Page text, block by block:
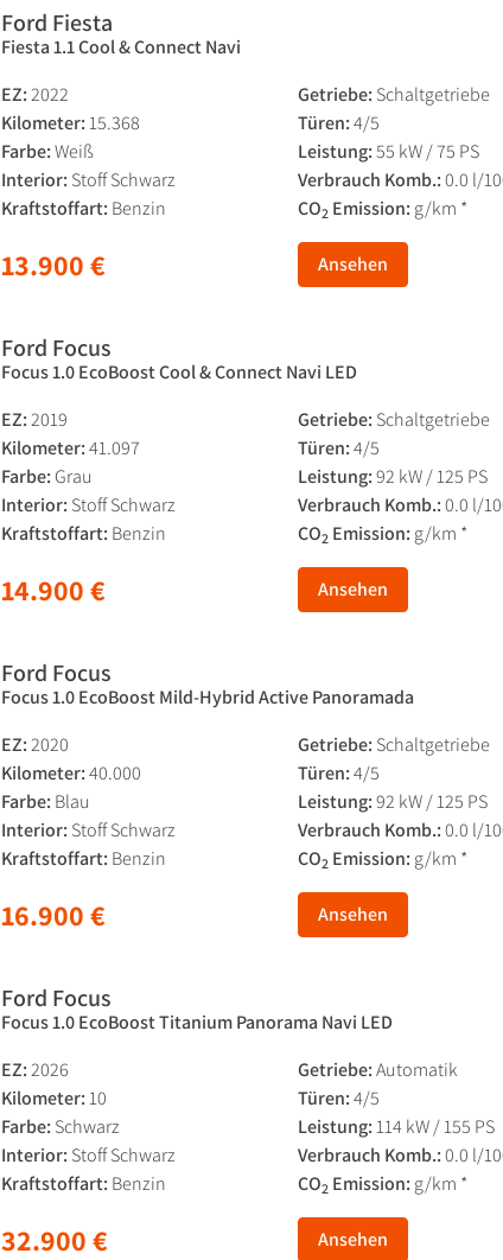
Ford Fiesta
Fiesta 1.1 Cool & Connect Navi
EZ:2022 Getriebe: Schaltgetriebe
Kilometer: 15.368 Türen:4/5
Farbe:Weiß Leistung:55 kW / 75 PS
Interior: Stoff Schwarz Verbrauch Komb.:0.0 l/
Kraftstoffart: Benzin CO2 Emission: g/km *
13.900 € Ansehen
Ford Focus
Focus 1.0 EcoBoost Cool & Connect Navi LED
EZ:2019 Getriebe: Schaltgetriebe
Kilometer:41.097 Türen:4/5
Farbe: Grau Leistung:92 kW / 125 PS
Interior: Stoff Schwarz Verbrauch Komb.:0.0 l/
Kraftstoffart: Benzin CO2 Emission: g/km *
14.900 € Ansehen
Ford Focus
Focus 1.0 EcoBoost Mild-Hybrid Active Panoramada
EZ:2020 Getriebe: Schaltgetriebe
Kilometer:40.000 Türen:4/5
Farbe: Blau Leistung:92 kW / 125 PS
Interior: Stoff Schwarz Verbrauch Komb.:0.0 l/
Kraftstoffart: Benzin CO2 Emission: g/km *
16.900 € Ansehen
Ford Focus
Focus 1.0 EcoBoost Titanium Panorama Navi LED
EZ:2026 Getriebe:Automatik
Kilometer: 10 Türen:4/5
Farbe: Schwarz Leistung: 114 kW / 155 PS
Interior: Stoff Schwarz Verbrauch Komb.:0.0 l/
Kraftstoffart: Benzin CO2 Emission: g/km *
32.900 € Ansehen